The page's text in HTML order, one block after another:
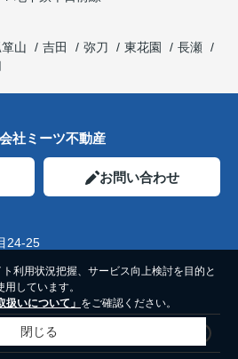
山 吉田 弥刀 東花園
長瀬
社ミーツ不動産
お問い合わせ
24-25
利用状況把握、サービス向上検討を目的と
しています。
扱いについて」 をご確認ください。
閉じる